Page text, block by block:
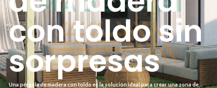
con toldo sin
sorpresas
Una pérgola de madera con toldo es la solución ideal para crear una zona de